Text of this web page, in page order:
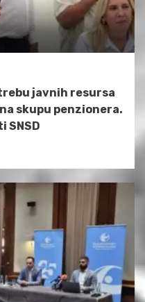
javnih resursa
skupu penzionera.
SNSD